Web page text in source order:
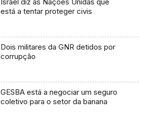
Israel diz às Nações Unidas que
está a tentar proteger civis
Dois militares da GNR detidos por
corrupção
GESBA está a negociar um seguro
coletivo para o setor da banana